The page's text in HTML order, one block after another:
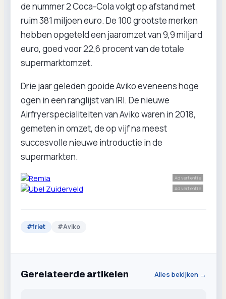
de nummer 2 Coca-Cola volgt op afstand met
ruim 381 miljoen euro. De 100 grootste merken
hebben opgeteld een jaaromzet van 9,9 miljard
euro, goed voor 22,6 procent van de totale
supermarktomzet.
Drie jaar geleden gooide Aviko eveneens hoge
ogen in een ranglijst van IRI. De nieuwe
Airfryerspecialiteiten van Aviko waren in 2018,
gemeten in omzet, de op vijf na meest
succesvolle nieuwe introductie in de
supermarkten.
Advertentie
Advertentie
#friet #Aviko
Gerelateerde artikelen Alles bekijken →